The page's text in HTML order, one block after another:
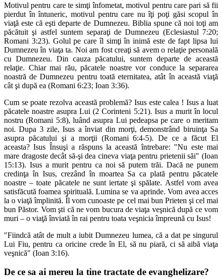
Motivul pentru care te simţi înfometat, motivul pentru care pari să fii
pierdut în întuneric, motivul pentru care nu îţi poţi găsi scopul în
viaţă este că eşti departe de Dumnezeu. Biblia spune că noi toţi am
păcătuit şi astfel suntem separaţi de Dumnezeu (Eclesiastul 7:20;
Romani 3:23). Golul pe care îl simţi în inimă este de fapt lipsa lui
Dumnezeu în viaţa ta. Noi am fost creaţi să avem o relaţie personală
cu Dumnezeu. Din cauza păcatului, suntem departe de această
relaţie. Chiar mai rău, păcatele noastre vor conduce la separarea
noastră de Dumnezeu pentru toată eternitatea, atât în această viaţă
cât şi după ea (Romani 6:23; Ioan 3:36).
Cum se poate rezolva această problemă? Isus este calea ! Isus a luat
păcatele noastre asupra Lui (2 Corinteni 5:21). Isus a murit în locul
nostru (Romani 5:8), luând asupra Lui pedeapsa pe care o meritam
noi. Dupa 3 zile, Isus a înviat din morţi, demonstrând biruinţa Sa
asupra păcatului şi a morţii (Romani 6:4-5). De ce a făcut El
aceasta? Isus Însuşi a răspuns la această întrebare: "Nu este mai
mare dragoste decât să-şi dea cineva viaţa pentru prietenii săi" (Ioan
15:13). Isus a murit pentru ca noi să putem trăi. Dacă ne punem
credinţa în Isus, crezând în moartea Sa ca plată pentru păcatele
noastre – toate păcatele ne sunt iertate şi spălate. Astfel vom avea
satisfăcută foamea spirituală. Lumina se va aprinde. Vom avea acces
la o viaţă împlinită. Îl vom cunoaste pe cel mai bun Prieten şi cel mai
bun Păstor. Vom şti că ne vom bucura de viaţa veşnică după ce vom
muri – o viaţă înviată în rai pentru toata veşnicia împreună cu Isus!
"Fiindcă atât de mult a iubit Dumnezeu lumea, că a dat pe singurul
Lui Fiu, pentru ca oricine crede în El, să nu piară, ci să aibă viaţa
veşnică" (Ioan 3:16).
De ce sa ai mereu la tine tractate de evanghelizare?